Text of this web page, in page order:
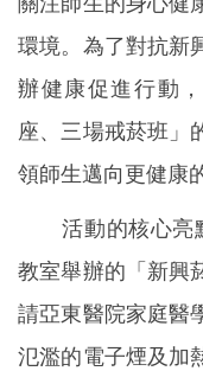
環境。為了對抗新
辦健康促進行動
座、三場戒菸班」
領師生邁向更健康
活動的核心亮
教室舉辦的「新興
請亞東醫院家庭醫
氾濫的電子煙及加